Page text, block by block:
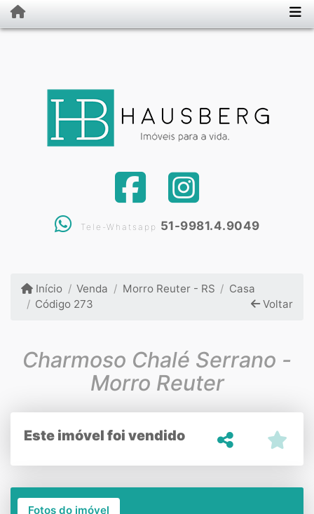
Tele-Whatsapp 51-9981.4.9049
Início Venda Morro Reuter - RS
Casa
Código 273
Voltar
Charmoso Chalé Serrano -
Morro Reuter
Este imóvel foi vendido
Fotos do imóvel